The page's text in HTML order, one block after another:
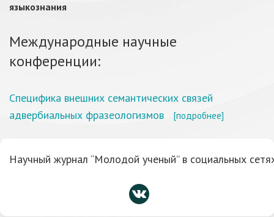
языкознания
Международные научные
конференции:
Специфика внешних семантических связей
адвербиальных фразеологизмов
[подробнее]
Научный журнал “Молодой ученый” в социальных